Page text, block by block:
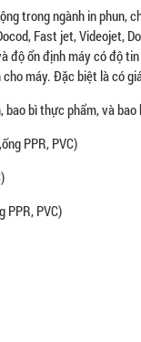
trong ngành in phun,
Fast jet, Videojet,
độ ổn định máy có độ
máy. Đặc biệt là có
bì thực phẩm, và
PPR, PVC)
PPR, PVC)